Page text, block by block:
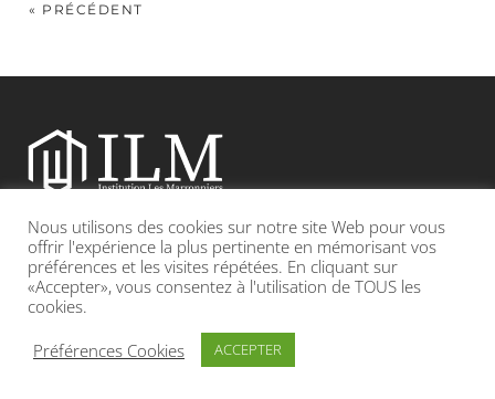
« PRÉCÉDENT
Etablissement catholique sous contrat d’association avec l’Etat
Adresse : 19, Grande rue 69420 CONDRIEU
INFOS LÉGALES POLITIQUE DE CONFIDENTIALITÉ
Nous utilisons des cookies sur notre site Web pour vous
offrir l'expérience la plus pertinente en mémorisant vos
préférences et les visites répétées. En cliquant sur
«Accepter», vous consentez à l'utilisation de TOUS les
cookies.
Préférences Cookies
ACCEPTER